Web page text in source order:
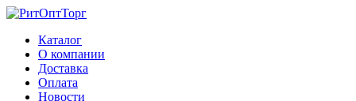
Каталог
О компании
Доставка
Оплата
Новости